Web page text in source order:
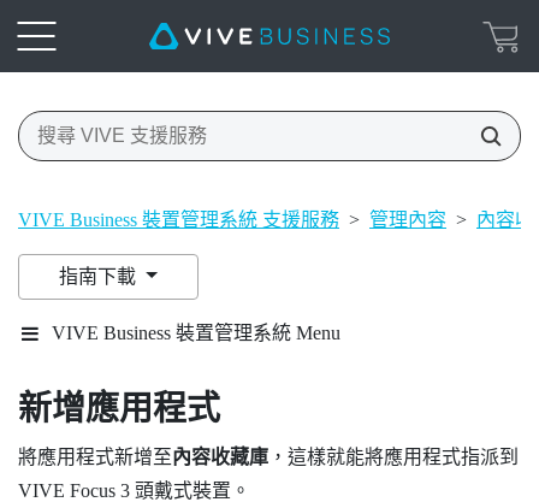
VIVE Business 裝置管理系統 支援服務 > 管理內容 > 內容收
指南下載
VIVE Business 裝置管理系統 Menu
新增應用程式
將應用程式新增至內容收藏庫 ，這樣就能將應用程式指派到
VIVE Focus 3 頭戴式裝置。